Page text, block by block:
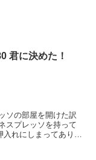
君に決めた！
ソの部屋を開けた訳
スプレッソを持って
入れにしまってありま